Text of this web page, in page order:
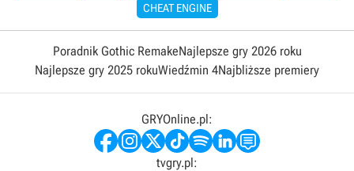
CHEAT ENGINE
Poradnik Gothic RemakeNajlepsze gry 2026 roku
Najlepsze gry 2025 rokuWiedźmin 4Najbliższe premiery
GRYOnline.pl:
tvgry.pl: